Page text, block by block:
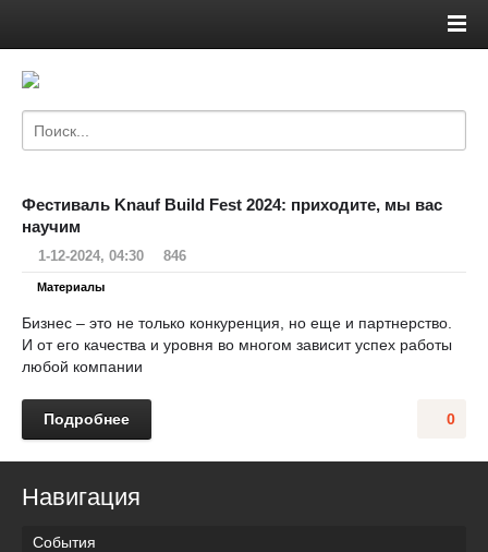
Фестиваль Knauf Build Fest 2024: приходите, мы вас
научим
1-12-2024, 04:30 846
Материалы
Бизнес – это не только конкуренция, но еще и партнерство.
И от его качества и уровня во многом зависит успех работы
любой компании
0
Подробнее
Навигация
События